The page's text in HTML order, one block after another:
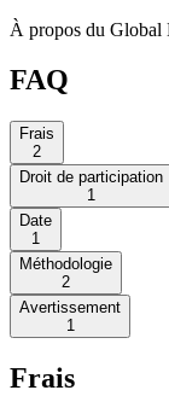
À propos du Global
FAQ
Frais
2
Droit de participation
1
Date
1
Méthodologie
2
Avertissement
1
Frais